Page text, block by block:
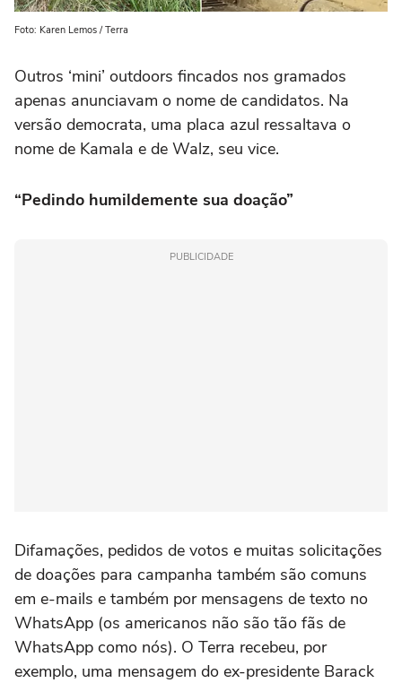
Foto: Karen Lemos / Terra
Outros ‘mini’ outdoors fincados nos gramados
apenas anunciavam o nome de candidatos. Na
versão democrata, uma placa azul ressaltava o
nome de Kamala e de Walz, seu vice.
“Pedindo humildemente sua doação”
PUBLICIDADE
Difamações, pedidos de votos e muitas solicitações
de doações para campanha também são comuns
em e-mails e também por mensagens de texto no
WhatsApp (os americanos não são tão fãs de
WhatsApp como nós). O Terra recebeu, por
exemplo, uma mensagem do ex-presidente Barack